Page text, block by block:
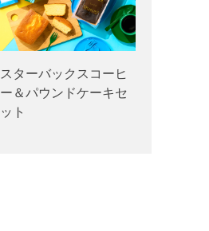
スターバックスコーヒ
ー＆パウンドケーキセ
ット